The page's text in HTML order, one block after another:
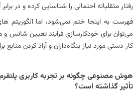
رفتار متقلبانه احتمالی را شناسایی کرده و در
فهرست به اینجا ختم نمی‌شود، اما الگوریتم‌
می‌توان برای خودکارسازی فرایند تعیین شانس
کار دستی مورد نیاز بنگاه‌داران و آزاد کردن منابع
هوش مصنوعی چگونه بر تجربه کاربری
تأثیر گذاشته است؟